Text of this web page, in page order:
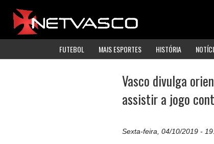
FUTEBOL MAIS ESPORTES HISTÓRIA
Vasco divulga
assistir a jogo
Sexta-feira, 04/10/2019 -